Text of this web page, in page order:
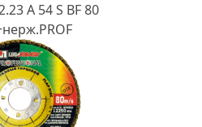
A 54 S BF 80